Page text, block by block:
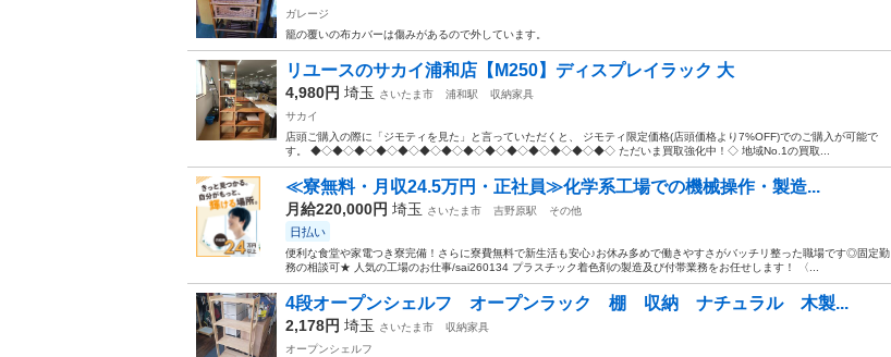
ガレージ
籠の覆いの布カバーは傷みがあるので外しています。
リユースのサカイ浦和店【M250】ディスプレイラック 大
4,980円 埼玉 さいたま市 浦和駅
収納家具
サカイ
店頭ご購入の際に「ジモティを見た」と言っていただくと、 ジモティ限定価格(店頭価格より7%OFF)でのご購入が可能で
す。 ◆◇◆◇◆◇◆◇◆◇◆◇◆◇◆◇◆◇◆◇◆◇◆◇◆◇◆◇ ただいま買取強化中！◇ 地域No.1の買取...
≪寮無料・月収24.5万円・正社員≫化学系工場での機械操作・製造...
月給220,000円 埼玉 さいたま市 吉野原駅 その他
日払い
便利な食堂や家電つき寮完備！さらに寮費無料で新生活も安心♪お休み多めで働きやすさがバッチリ整った職場です◎固定勤
務の相談可★ 人気の工場のお仕事/sai260134 プラスチック着色剤の製造及び付帯業務をお任せします！ 〈...
4段オープンシェルフ オープンラック 棚 収納 ナチュラル 木製...
2,178円 埼玉 さいたま市
収納家具
オープンシェルフ